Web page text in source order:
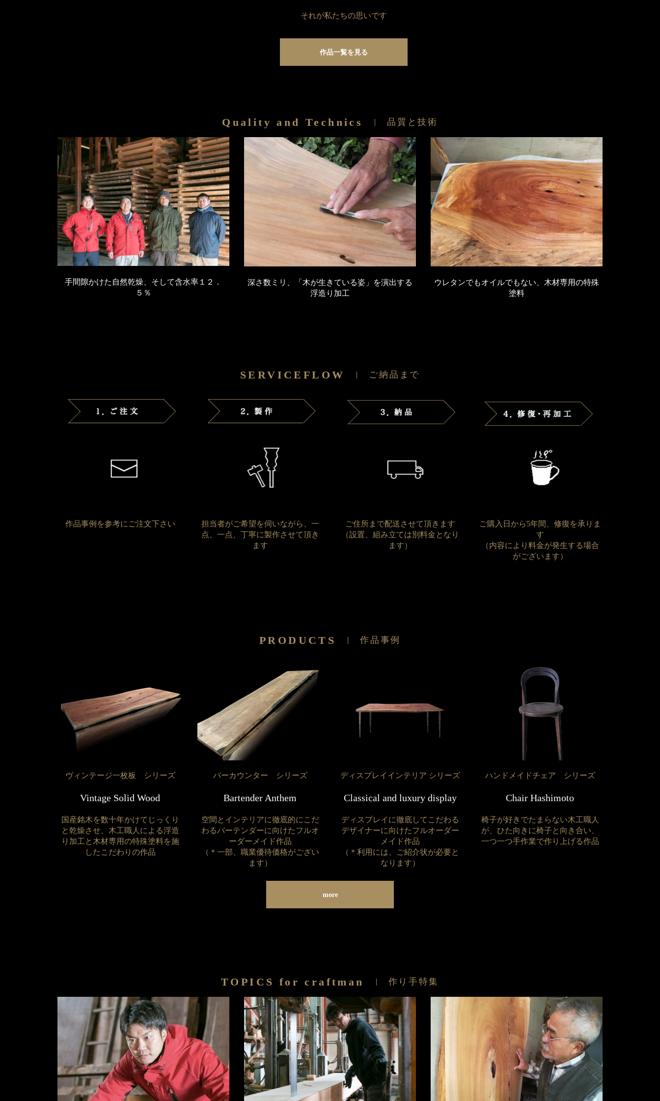
それが私たちの思いです
作品一覧を見る
Quality and Technics 品質と技術
手間隙かけた自然乾燥、そして含水率１２．
５％
深さ数ミリ、「木が生きている姿」を演出する
浮造り加工
ウレタンでもオイルでもない、木材専用の特殊
塗料
SERVICEFLOW ご納品まで
作品事例を参考にご注文下さい
担当者がご希望を伺いながら、一
点、一点、丁寧に製作させて頂き
ます
ご住所まで配送させて頂きます
（設置、組み立ては別料金となり
ます）
ご購入日から5年間、修復を承りま
す
（内容により料金が発生する場合
がございます）
PRODUCTS 作品事例
ヴィンテージ一枚板 シリーズ
Vintage Solid Wood
国産銘木を数十年かけてじっくり
と乾燥させ、木工職人による浮造
り加工と木材専用の特殊塗料を施
したこだわりの作品
バーカウンター シリーズ
Bartender Anthem
空間とインテリアに徹底的にこだ
わるバーテンダーに向けたフルオ
ーダーメイド作品
（＊一部、職業優待価格がござい
ます）
ディスプレイインテリア シリーズ
Classical and luxury display
ディスプレイに徹底してこだわる
デザイナーに向けたフルオーダー
メイド作品
（＊利用には、ご紹介状が必要と
なります）
ハンドメイドチェア シリーズ
Chair Hashimoto
椅子が好きでたまらない木工職人
が、ひた向きに椅子と向き合い、
一つ一つ手作業で作り上げる作品
more
TOPICS for craftman 作り手特集